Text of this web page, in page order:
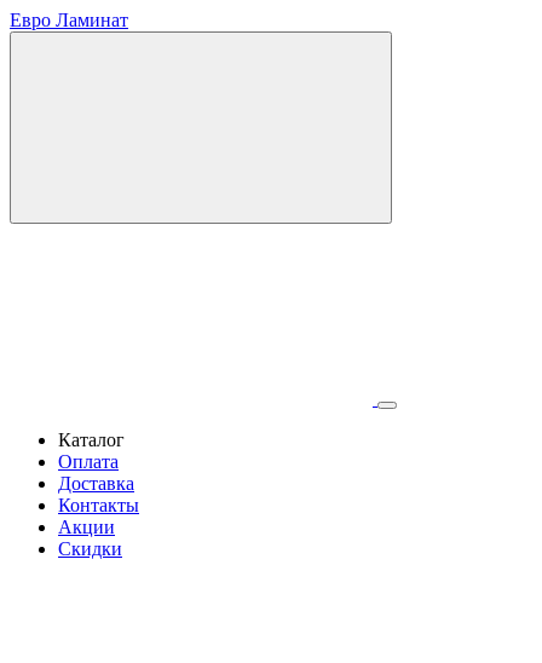
Евро Ламинат
Каталог
Оплата
Доставка
Контакты
Акции
Скидки